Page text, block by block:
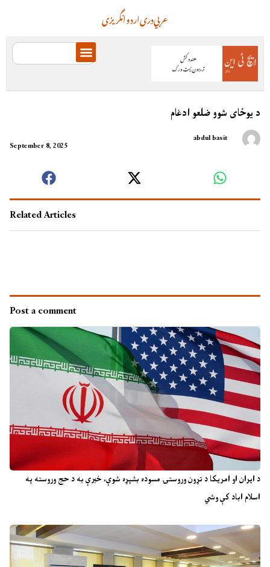
انگریزیاردودریعربي
د ایران او امریکا د تړون وروستۍ مسوده بشپړه شوې، خبرې به د حج وروسته په
اسلام اباد کې وشي
د یوځای شوو ضلعو ادغام
September 8, 2025
abdul basit
Related Articles
Post a comment